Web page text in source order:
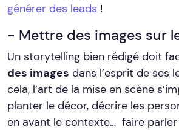
générer des leads !
- Mettre des images sur
Un storytelling bien rédigé doit
des images dans l’esprit de ses
cela, l’art de la mise en scène
planter le décor, décrire les
en avant le contexte… faire